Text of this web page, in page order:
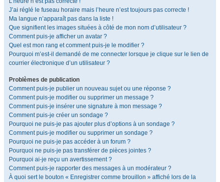
J’ai réglé le fuseau horaire mais l’heure n’est toujours pas correcte !
Ma langue n’apparaît pas dans la liste !
Que signifient les images situées à côté de mon nom d’utilisateur ?
Comment puis-je afficher un avatar ?
Quel est mon rang et comment puis-je le modifier ?
Pourquoi m’est-il demandé de me connecter lorsque je clique sur le lien de
courrier électronique d’un utilisateur ?
Problèmes de publication
Comment puis-je publier un nouveau sujet ou une réponse ?
Comment puis-je modifier ou supprimer un message ?
Comment puis-je insérer une signature à mon message ?
Comment puis-je créer un sondage ?
Pourquoi ne puis-je pas ajouter plus d’options à un sondage ?
Comment puis-je modifier ou supprimer un sondage ?
Pourquoi ne puis-je pas accéder à un forum ?
Pourquoi ne puis-je pas transférer de pièces jointes ?
Pourquoi ai-je reçu un avertissement ?
Comment puis-je rapporter des messages à un modérateur ?
À quoi sert le bouton « Enregistrer comme brouillon » affiché lors de la